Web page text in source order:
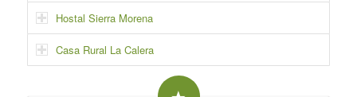
Hostal Sierra Morena
Casa Rural La Calera